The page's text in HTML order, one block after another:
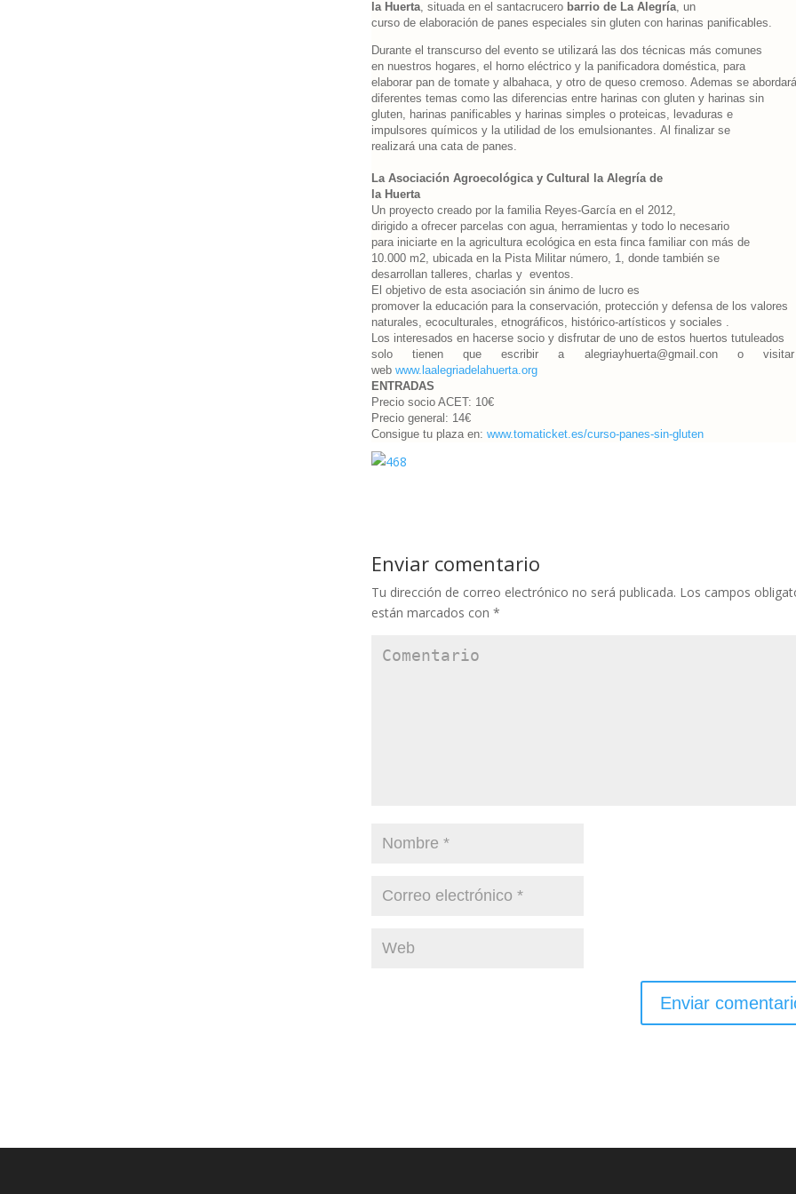
la Huerta, situada en el santacrucero barrio de La Alegría, un
curso de elaboración de panes especiales sin gluten con harinas panificables.
Durante el transcurso del evento se utilizará las dos técnicas más comunes
en nuestros hogares, el horno eléctrico y la panificadora doméstica, para
elaborar pan de tomate y albahaca, y otro de queso cremoso. Ademas se
diferentes temas como las diferencias entre harinas con gluten y harinas sin
gluten, harinas panificables y harinas simples o proteicas, levaduras e
impulsores químicos y la utilidad de los emulsionantes. Al finalizar se
realizará una cata de panes.
La Asociación Agroecológica y Cultural la Alegría de
la Huerta
Un proyecto creado por la familia Reyes-García en el 2012,
dirigido a ofrecer parcelas con agua, herramientas y todo lo necesario
para iniciarte en la agricultura ecológica en esta finca familiar con más de
10.000 m2, ubicada en la Pista Militar número, 1, donde también se
desarrollan talleres, charlas y eventos.
El objetivo de esta asociación sin ánimo de lucro es
promover la educación para la conservación, protección y defensa de los valores
naturales, ecoculturales, etnográficos, histórico-artísticos y sociales .
Los interesados en hacerse socio y disfrutar de uno de estos huertos tutuleados
solo tienen que escribir a alegriayhuerta@gmail.con o
web www.laalegriadelahuerta.org
ENTRADAS
Precio socio ACET: 10€
Precio general: 14€
Consigue tu plaza en: www.tomaticket.es/curso-panes-sin-gluten
Enviar comentario
Tu dirección de correo electrónico no será publicada. Los campos
están marcados con *